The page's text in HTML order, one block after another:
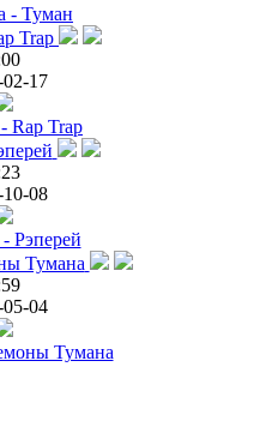
- Туман
02-17
Rap Trap
10-08
Рэперей
05-04
Тумана